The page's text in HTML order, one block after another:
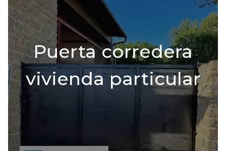
Puerta corredera
vivienda particular